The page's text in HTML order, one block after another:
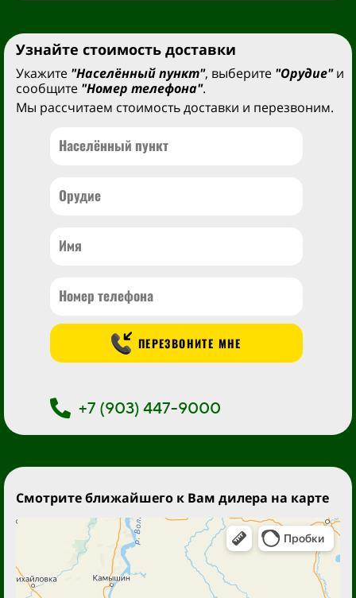
Узнайте стоимость доставки
Укажите "Населённый пункт", выберите "Орудие"и
сообщите "Номер телефона".
Мы рассчитаем стоимость доставки и перезвоним.
ПЕРЕЗВОНИТЕ МНЕ
+7 (903) 447-9000
Смотрите ближайшего к Вам дилера на карте